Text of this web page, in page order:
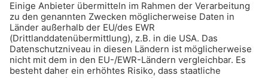
Zur Anmeldung
Meistgelesen:Bauwerksabdichtung